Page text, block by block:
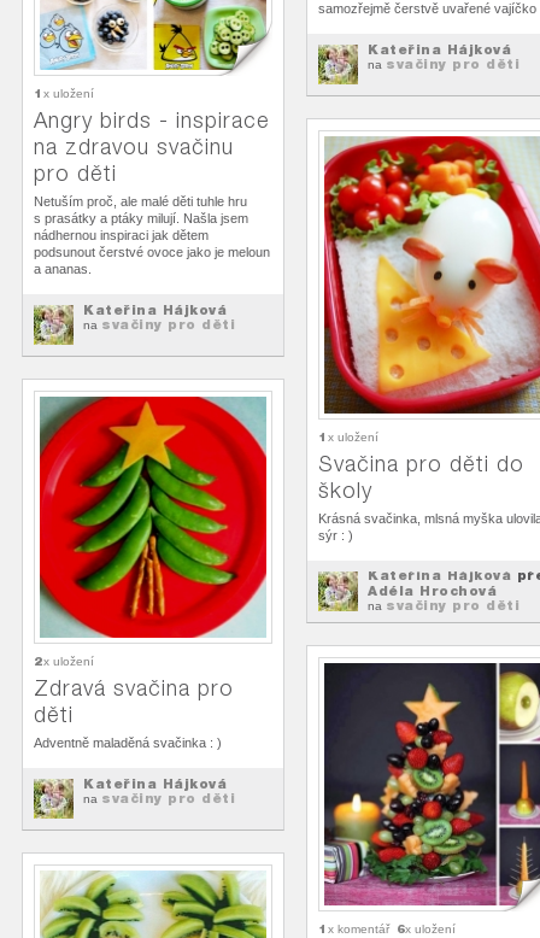
samozřejmě čerstvě uvařené vajíčko
Kateřina Hájková
na svačiny pro děti
1 x uložení
Angry birds - inspirace
na zdravou svačinu
pro děti
Netuším proč, ale malé děti tuhle hru
s prasátky a ptáky milují. Našla jsem
nádhernou inspiraci jak dětem
podsunout čerstvé ovoce jako je meloun
a ananas.
Kateřina Hájková
na svačiny pro děti
1 x uložení
Svačina pro děti do
školy
Krásná svačinka, mlsná myška
sýr : )
Kateřina Hájková
Adéla Hrochová
na svačiny pro děti
2x uložení
Zdravá svačina pro
děti
Adventně maladěná svačinka : )
Kateřina Hájková
na svačiny pro děti
1 x komentář 6x uložení